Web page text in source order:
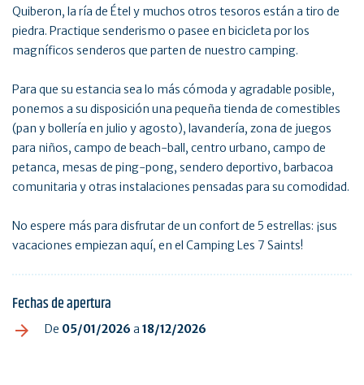
Quiberon, la ría de Étel y muchos otros tesoros están a tiro de
piedra. Practique senderismo o pasee en bicicleta por los
magníficos senderos que parten de nuestro camping.
Para que su estancia sea lo más cómoda y agradable posible,
ponemos a su disposición una pequeña tienda de comestibles
(pan y bollería en julio y agosto), lavandería, zona de juegos
para niños, campo de beach-ball, centro urbano, campo de
petanca, mesas de ping-pong, sendero deportivo, barbacoa
comunitaria y otras instalaciones pensadas para su comodidad.
No espere más para disfrutar de un confort de 5 estrellas: ¡sus
vacaciones empiezan aquí, en el Camping Les 7 Saints!
Fechas de apertura
De 05/01/2026 a 18/12/2026